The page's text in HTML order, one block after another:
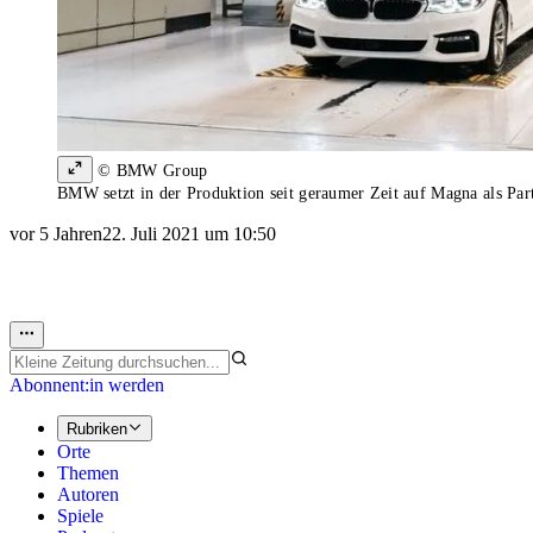
© BMW Group
BMW setzt in der Produktion seit geraumer Zeit auf Magna als
vor 5 Jahren22. Juli 2021 um 10:50
Abonnent:in werden
Rubriken
Orte
Themen
Autoren
Spiele